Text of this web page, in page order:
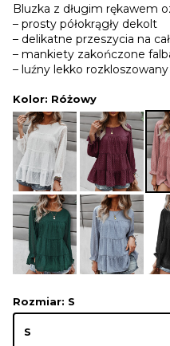
Bluzka z długim rękawem
– prosty półokrągły dekolt
– delikatne przeszycia na
– mankiety zakończone
– luźny lekko rozkloszowany
Kolor: Różowy
Rozmiar: S